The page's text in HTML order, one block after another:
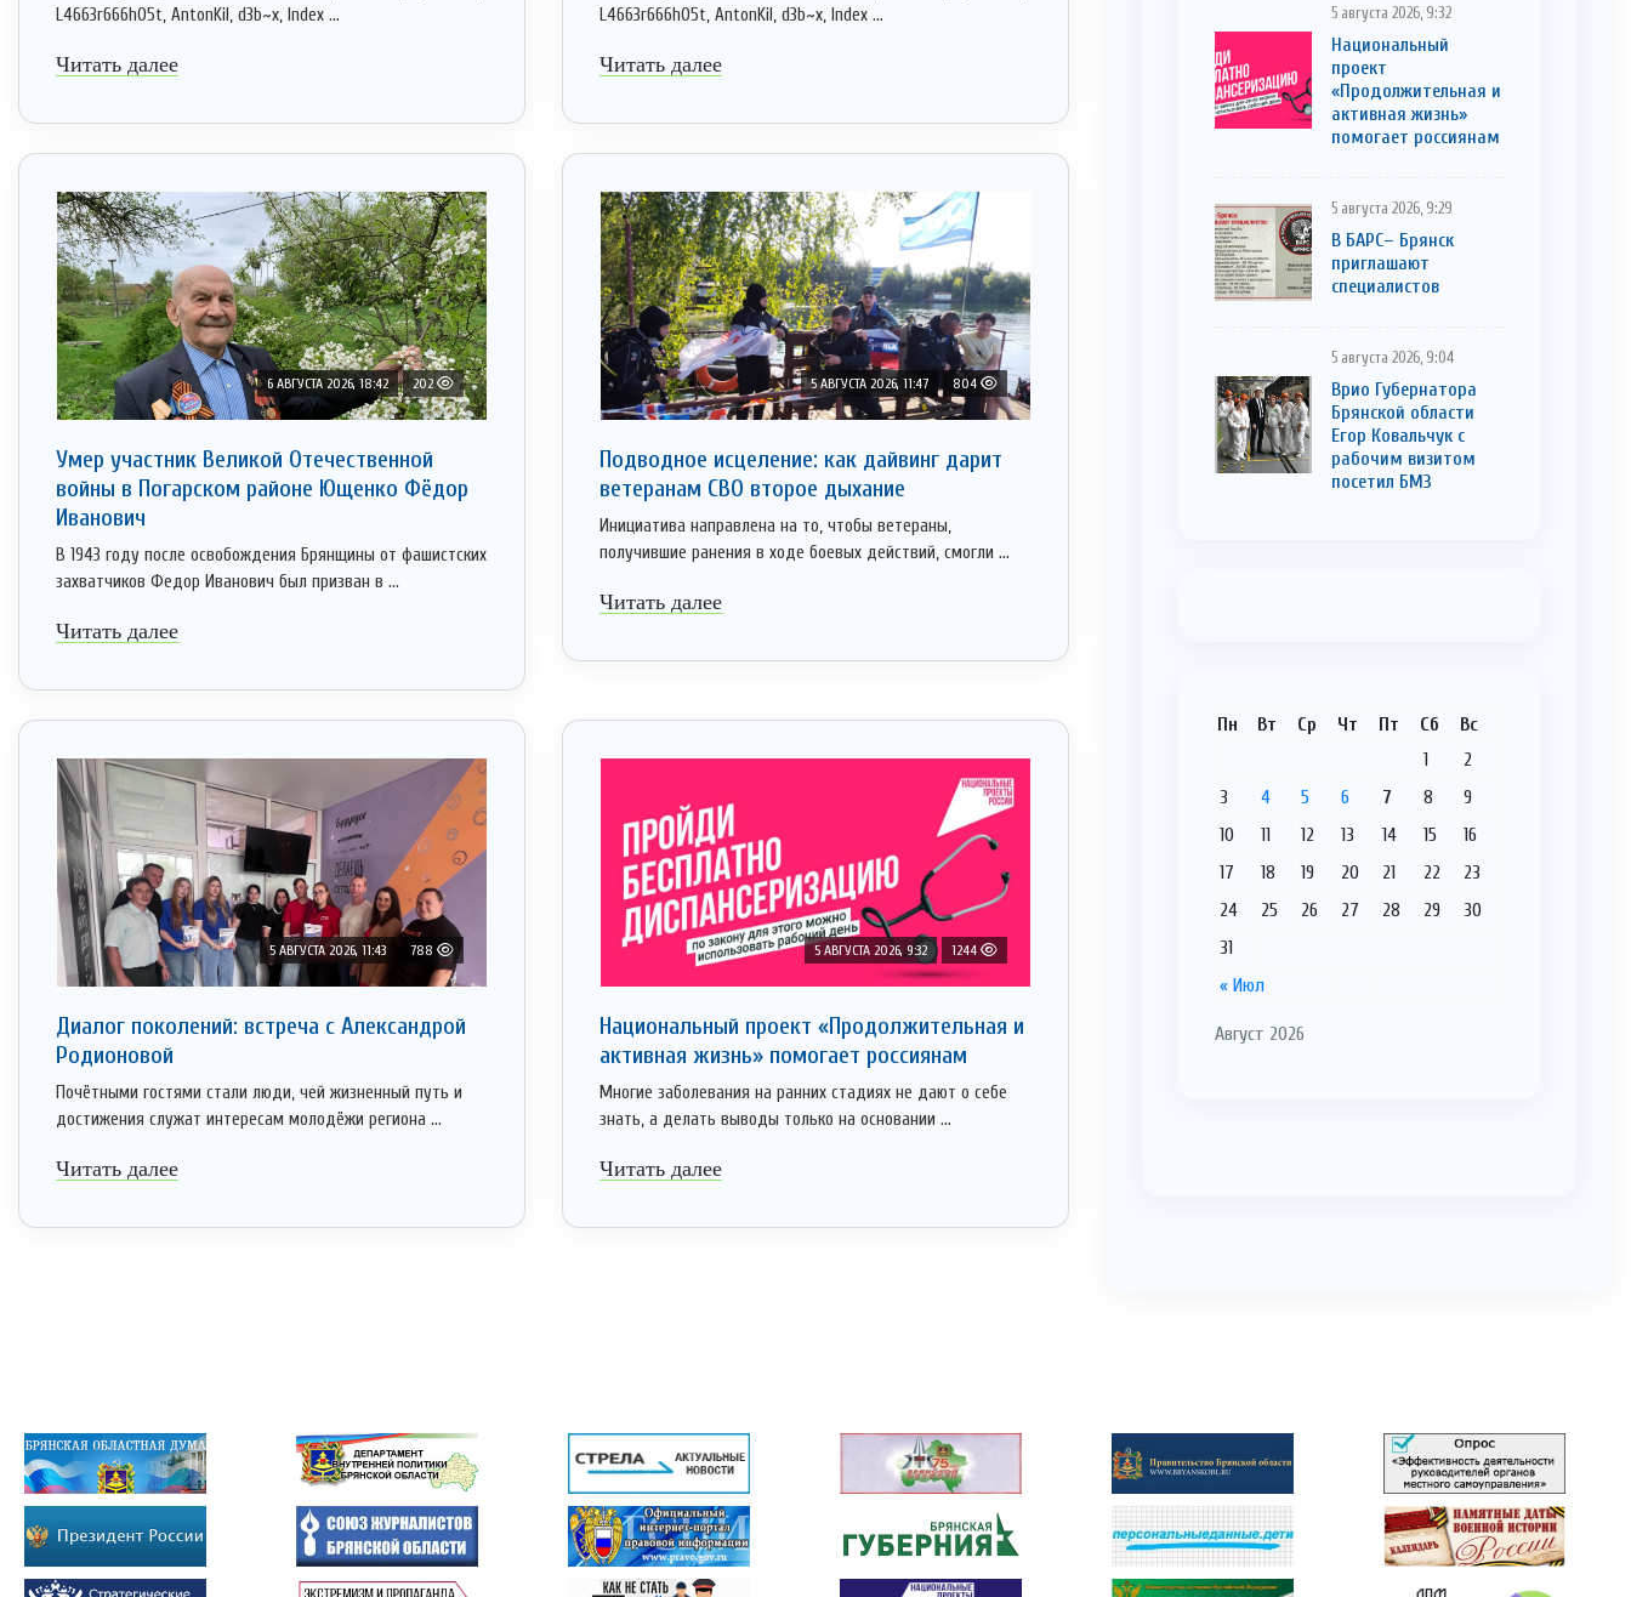
L4663r666h05t, AntonKil, d3b~x, Index ...
Читать далее
L4663r666h05t, AntonKil, d3b~x, Index ...
Читать далее
6 АВГУСТА 2026, 18:42 202
Умер участник Великой Отечественной
войны в Погарском районе Ющенко Фёдор
Иванович
В 1943 году после освобождения Брянщины от фашистских
захватчиков Федор Иванович был призван в ...
Читать далее
5 АВГУСТА 2026, 11:47 804
Подводное исцеление: как дайвинг дарит
ветеранам СВО второе дыхание
Инициатива направлена на то, чтобы ветераны,
получившие ранения в ходе боевых действий, смогли ...
Читать далее
5 АВГУСТА 2026, 11:43 788
Диалог поколений: встреча с Александрой
Родионовой
Почётными гостями стали люди, чей жизненный путь и
достижения служат интересам молодёжи региона ...
Читать далее
5 АВГУСТА 2026, 9:32 1244
Национальный проект «Продолжительная и
активная жизнь» помогает россиянам
Многие заболевания на ранних стадиях не дают о себе
знать, а делать выводы только на основании ...
Читать далее
5 августа 2026, 9:32
Национальный
проект
«Продолжительная и
активная жизнь»
помогает россиянам
5 августа 2026, 9:29
В БАРС– Брянcк
приглaшают
cпециaлистoв
5 августа 2026, 9:04
Врио Губернатора
Брянской области
Егор Ковальчук с
рабочим визитом
посетил БМЗ
Август 2026
Пн Вт Ср Чт Пт Сб Вс
« Июл
1
2
3
4 5 6 7 8
9
10
11 12 13 14 15
16
17
18 19 20 21 22
23
24
25 26 27 28 29
30
31